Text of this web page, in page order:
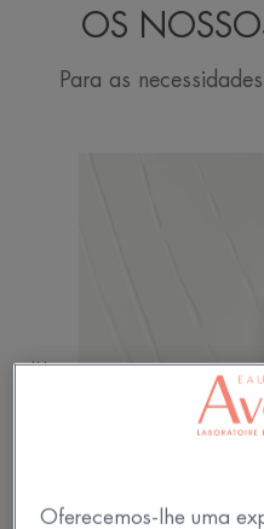
OS
Para as
BEBÉ
Oferecemos-lhe uma